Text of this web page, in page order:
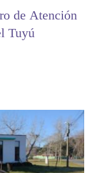
de Atención
Tuyú